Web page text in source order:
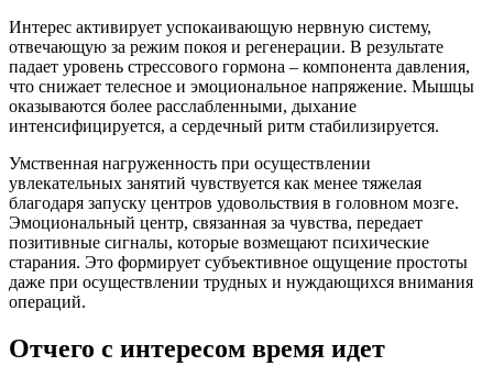
Интерес активирует успокаивающую нервную систему,
отвечающую за режим покоя и регенерации. В результате
падает уровень стрессового гормона – компонента давления,
что снижает телесное и эмоциональное напряжение. Мышцы
оказываются более расслабленными, дыхание
интенсифицируется, а сердечный ритм стабилизируется.
Умственная нагруженность при осуществлении
увлекательных занятий чувствуется как менее тяжелая
благодаря запуску центров удовольствия в головном мозге.
Эмоциональный центр, связанная за чувства, передает
позитивные сигналы, которые возмещают психические
старания. Это формирует субъективное ощущение простоты
даже при осуществлении трудных и нуждающихся внимания
операций.
Отчего с интересом время идет